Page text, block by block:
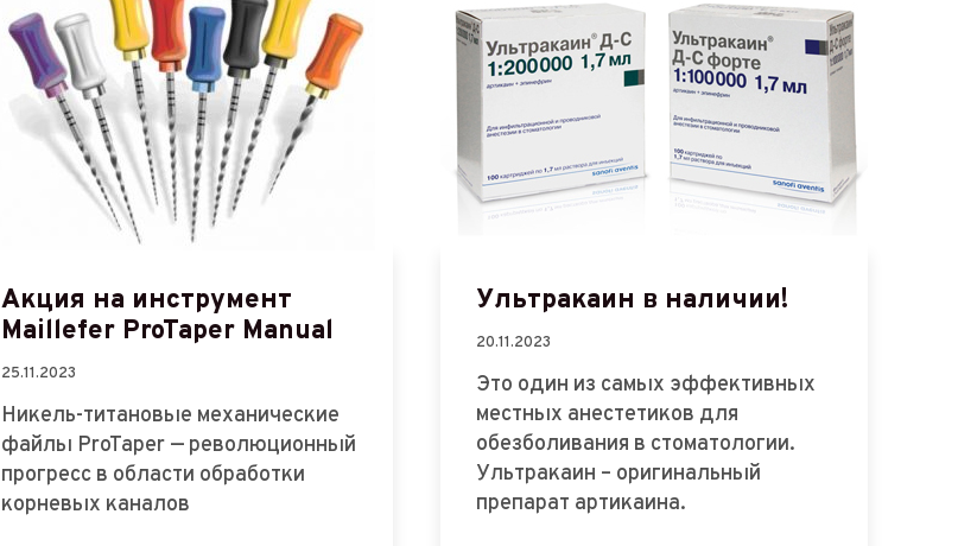
Акция на инструмент
Maillefer ProTaper Manual
25.11.2023
Никель-титановые механические
файлы ProTaper — революционный
прогресс в области обработки
корневых каналов
Ультракаин в наличии!
20.11.2023
Это один из самых эффективных
местных анестетиков для
обезболивания в стоматологии.
Ультракаин – оригинальный
препарат артикаина.